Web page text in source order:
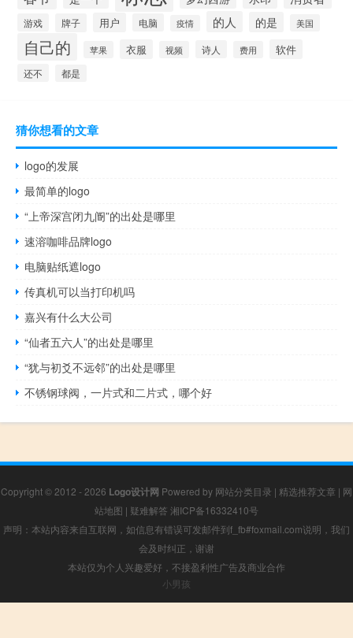
游戏 牌子 用户 电脑 疫情 的人 的是 美国
自己的 苹果 衣服 视频 诗人 费用 软件
还不 都是
猜你想看的文章
logo的发展
最简单的logo
“上帝深宫闭九阍”的出处是哪里
速溶咖啡品牌logo
电脑贴纸遮logo
传真机可以当打印机吗
嘉兴有什么大公司
“仙者五六人”的出处是哪里
“犹与初爻不远邻”的出处是哪里
不锈钢球阀，一片式和二片式，哪个好
Copyright © 2012 - 2026 Logo设计网 Powered by 网站分类目录 | 精选推荐文章 | 网
站地图 | 疑难解答 湘ICP备16332410号
声明：本站内容来自互联网，如信息有错误可发邮件到f_fb#foxmail.com说明，我们
会及时纠正，谢谢
本站仅为个人兴趣爱好，不接盈利性广告及商业合作
小男孩